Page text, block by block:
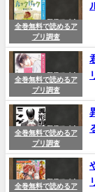
全巻無料で読めるア
プリ調査
全巻無料で読めるア
プリ調査
全巻無料で読めるア
プリ調査
全巻無料で読めるア